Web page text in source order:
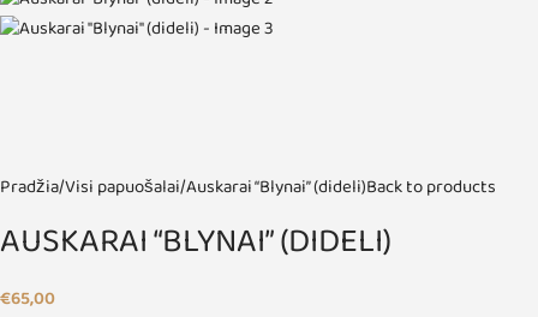
Pradžia Visi papuošalai Auskarai “Blynai” (dideli)Back to products
AUSKARAI “BLYNAI” (DIDELI)
€65,00